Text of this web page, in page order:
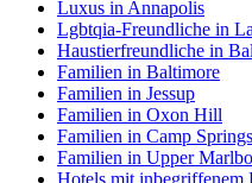
Luxus in Annapolis
Lgbtqia-Freundliche in
Haustierfreundliche in
Familien in Baltimore
Familien in Jessup
Familien in Oxon Hill
Familien in Camp Springs
Familien in Upper